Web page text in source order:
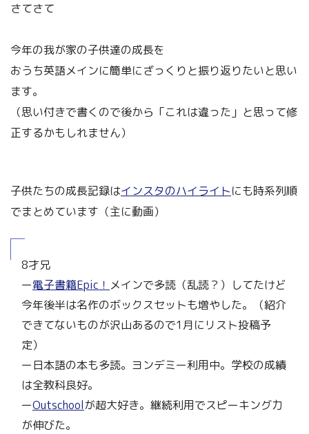
さてさて
今年の我が家の子供達の成長を
おうち英語メインに簡単にざっくりと振り返りたいと思い
ます。
（思い付きで書くので後から「これは違った」と思って修
正するかもしれません）
子供たちの成長記録はインスタのハイライトにも時系列順
でまとめています（主に動画）
8才兄
ー電子書籍Epic！ メインで多読（乱読？）してたけど
今年後半は名作のボックスセットも増やした。（紹介
できてないものが沢山あるので1月にリスト投稿予
定）
ー日本語の本も多読。ヨンデミー利用中。学校の成績
は全教科良好。
ーOutschoolが超大好き。継続利用でスピーキング力
が伸びた。